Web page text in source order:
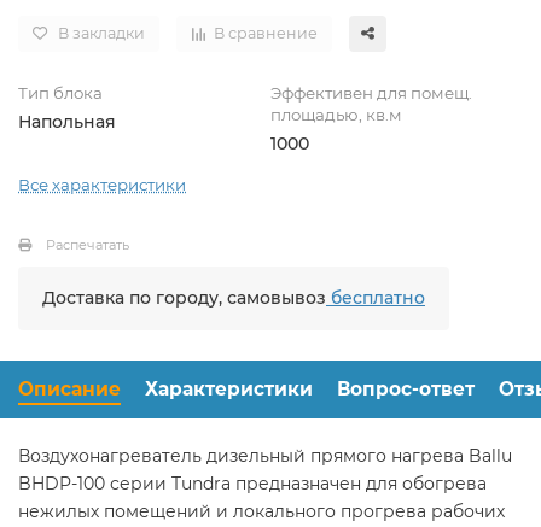
В закладки В сравнение
Тип блока
Напольная
Эффективен для помещ.
площадью, кв.м
1000
Все характеристики
Распечатать
Доставка по городу, самовывоз бесплатно
Описание Характеристики Вопрос-ответ
Воздухонагреватель дизельный прямого нагрева Ballu
BHDP-100 серии Tundra предназначен для обогрева
нежилых помещений и локального прогрева рабочих